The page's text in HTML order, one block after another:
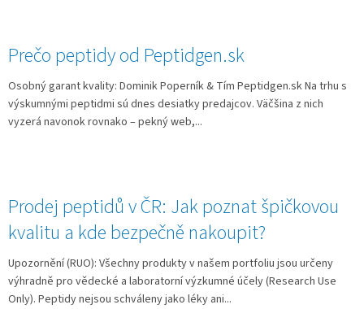
Prečo peptidy od Peptidgen.sk
Osobný garant kvality: Dominik Poperník & Tím Peptidgen.sk Na trhu s
výskumnými peptidmi sú dnes desiatky predajcov. Väčšina z nich
vyzerá navonok rovnako – pekný web,...
Prodej peptidů v ČR: Jak poznat špičkovou
kvalitu a kde bezpečně nakoupit?
Upozornění (RUO): Všechny produkty v našem portfoliu jsou určeny
výhradně pro vědecké a laboratorní výzkumné účely (Research Use
Only). Peptidy nejsou schváleny jako léky ani...